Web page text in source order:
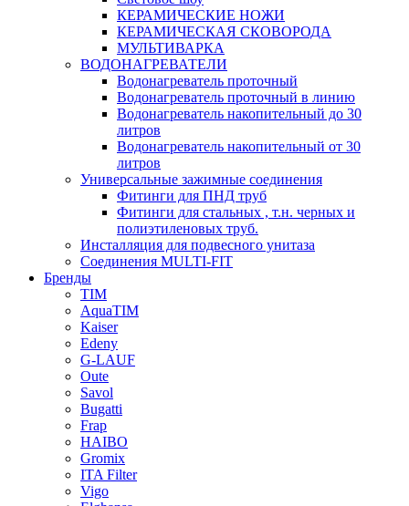
КЕРАМИЧЕСКИЕ НОЖИ
КЕРАМИЧЕСКАЯ СКОВОРОДА
МУЛЬТИВАРКА
ВОДОНАГРЕВАТЕЛИ
Водонагреватель проточный
Водонагреватель проточный в линию
Водонагреватель накопительный до 30
литров
Водонагреватель накопительный от 30
литров
Универсальные зажимные соединения
Фитинги для ПНД труб
Фитинги для стальных , т.н. черных и
полиэтиленовых труб.
Инсталляция для подвесного унитаза
Соединения MULTI-FIT
Бренды
TIM
AquaTIM
Kaiser
Edeny
G-LAUF
Oute
Savol
Bugatti
Frap
HAIBO
Gromix
ITA Filter
Vigo